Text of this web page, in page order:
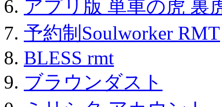
アプリ版 単車の虎 裏
予約制Soulworker RMT
BLESS rmt
ブラウンダスト